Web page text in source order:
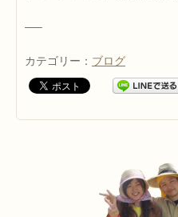
—–
カテゴリー： ブログ